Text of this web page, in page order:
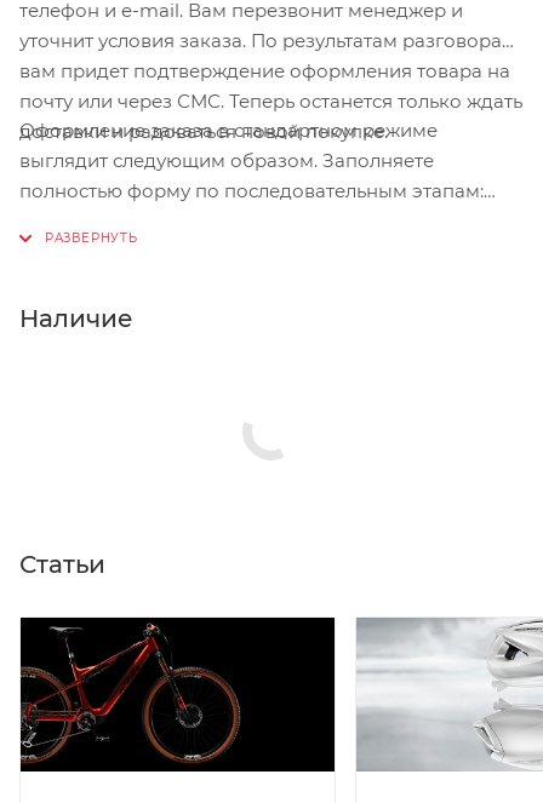
телефон и e-mail. Вам перезвонит менеджер и
уточнит условия заказа. По результатам разговора
вам придет подтверждение оформления товара на
почту или через СМС. Теперь останется только ждать
доставки и радоваться новой покупке.
Оформление заказа в стандартном режиме
выглядит следующим образом. Заполняете
полностью форму по последовательным этапам:
Нажмите кнопку «Оформить заказ».
Наличие
Статьи